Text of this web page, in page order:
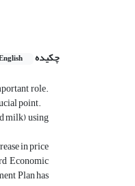
چکیده
role.
point.
milk) using
in price
Economic
Plan has